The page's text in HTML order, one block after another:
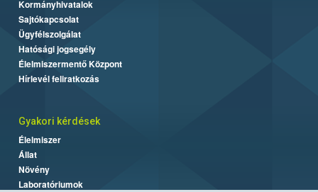
Kormányhivatalok
Sajtókapcsolat
Ügyfélszolgálat
Hatósági jogsegély
Élelmiszermentő Központ
Hírlevél feliratkozás
Gyakori kérdések
Élelmiszer
Állat
Növény
Laboratóriumok